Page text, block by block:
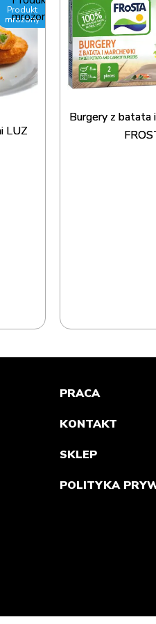
Produkt
mrożony
LUZ
Burgery z batata
PRACA
KONTAKT
SKLEP
POLITYKA